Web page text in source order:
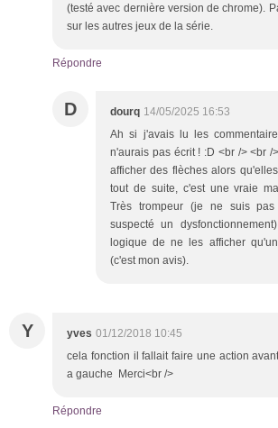
(testé avec dernière version de chrome).
sur les autres jeux de la série.
Répondre
D dourq 14/05/2025 16:53
Ah si j'avais lu les
n'aurais pas écrit ! :D <br /> <br /
afficher des flèches alors
tout de suite, c'est une vraie
Très trompeur (je ne suis
suspecté un
logique de ne les afficher
(c'est mon avis).
Y yves 01/12/2018 10:45
cela fonction il fallait faire une action
a gauche Merci<br />
Répondre